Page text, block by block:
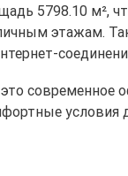
5798.10 м²,
этажам.